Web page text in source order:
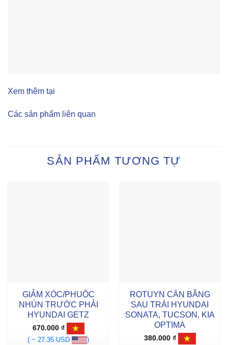
Xem thêm tại
Các sản phẩm liên quan
SẢN PHẨM TƯƠNG TỰ
GIẢM XÓC/PHUỘC
NHÚN TRƯỚC PHẢI
HYUNDAI GETZ
670.000 ₫
( ~ 27.35 USD
)
ROTUYN CÂN BẰNG
SAU TRÁI HYUNDAI
SONATA, TUCSON, KIA
OPTIMA
380.000 ₫